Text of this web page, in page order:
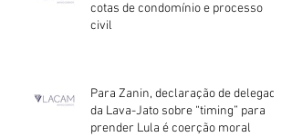
cotas de condomínio e processo
civil
Para Zanin, declaração de delegado
da Lava-Jato sobre “timing” para
prender Lula é coerção moral